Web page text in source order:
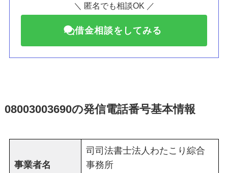
＼ 匿名でも相談OK ／
借金相談をしてみる
08003003690の発信電話番号基本情報
事業者名
司司法書士法人わたこり綜合
事務所